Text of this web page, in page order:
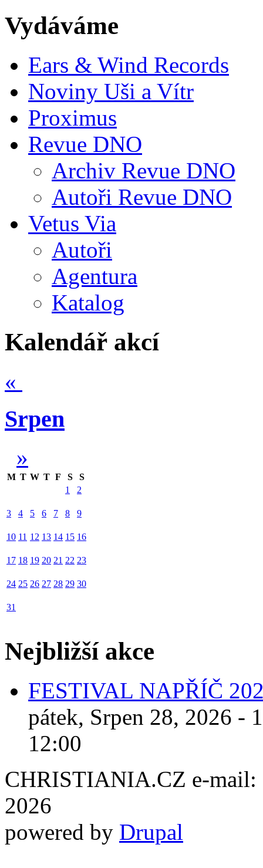
Vydáváme
Ears & Wind Records
Noviny Uši a Vítr
Proximus
Revue DNO
Archiv Revue DNO
Autoři Revue DNO
Vetus Via
Autoři
Agentura
Katalog
Kalendář akcí
«
Srpen
»
M T W T F S
S
1
2
3 4 5 6 7 8 9
10 11 12 13 14 15 16
17 18 19 20 21 22 23
24 25 26 27 28 29 30
31
Nejbližší akce
FESTIVAL NAPŘÍČ
pátek, Srpen 28, 2026 -
12:00
CHRISTIANIA.CZ e-mail:
2026
powered by Drupal